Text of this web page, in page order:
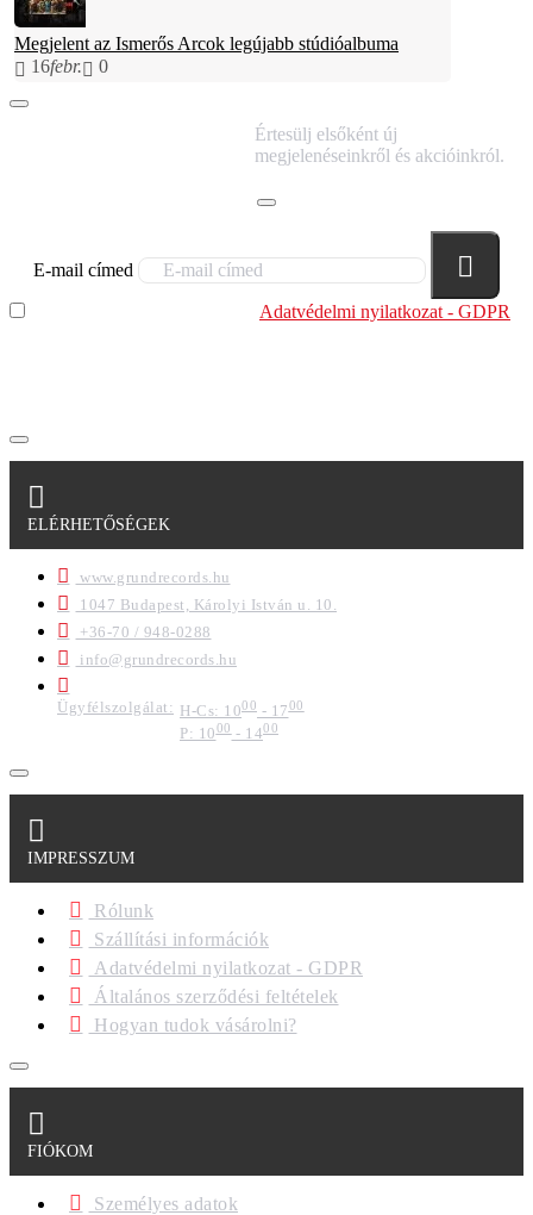
Megjelent az Ismerős Arcok legújabb stúdióalbuma
16febr. 0
Értesülj elsőként új
megjelenéseinkről és akcióinkról.
E-mail címed
Adatvédelmi nyilatkozat - GDPR
ELÉRHETŐSÉGEK
www.grundrecords.hu
1047 Budapest, Károlyi István u. 10.
+36-70 / 948-0288
info@grundrecords.hu
Ügyfélszolgálat: H-Cs: 1000 - 1700
P: 1000- 1400
IMPRESSZUM
Rólunk
Szállítási információk
Adatvédelmi nyilatkozat - GDPR
Általános szerződési feltételek
Hogyan tudok vásárolni?
FIÓKOM
Személyes adatok